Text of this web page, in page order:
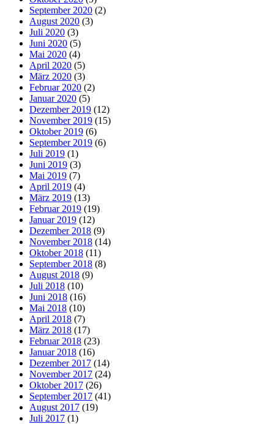
September 2020 (2)
August 2020 (3)
Juli 2020 (3)
Juni 2020 (5)
Mai 2020 (4)
April 2020 (5)
März 2020 (3)
Februar 2020 (2)
Januar 2020 (5)
Dezember 2019 (12)
November 2019 (15)
Oktober 2019 (6)
September 2019 (6)
Juli 2019 (1)
Juni 2019 (3)
Mai 2019 (7)
April 2019 (4)
März 2019 (13)
Februar 2019 (19)
Januar 2019 (12)
Dezember 2018 (9)
November 2018 (14)
Oktober 2018 (11)
September 2018 (8)
August 2018 (9)
Juli 2018 (10)
Juni 2018 (16)
Mai 2018 (10)
April 2018 (7)
März 2018 (17)
Februar 2018 (23)
Januar 2018 (16)
Dezember 2017 (14)
November 2017 (24)
Oktober 2017 (26)
September 2017 (41)
August 2017 (19)
Juli 2017 (1)